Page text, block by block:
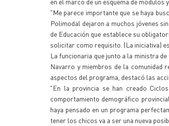
"Me parece importante que se haya
Polimodal dejaron a muchos jóvenes
de Educación que establece su
solicitar como requisito. (La iniciativa)
La funcionaria que junto a la ministra
Navarro y miembros de la comunidad
aspectos del programa, destacó las
"En la provincia se han creado
comportamiento demográfico
haya pensado en un programa
tener los chicos va a ser una nueva